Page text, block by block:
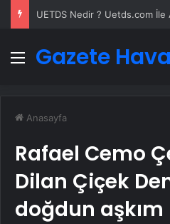
Menü
Gazete
Anasayfa
Rafael Cemo
Dilan Çiçek
doğdun aşkım